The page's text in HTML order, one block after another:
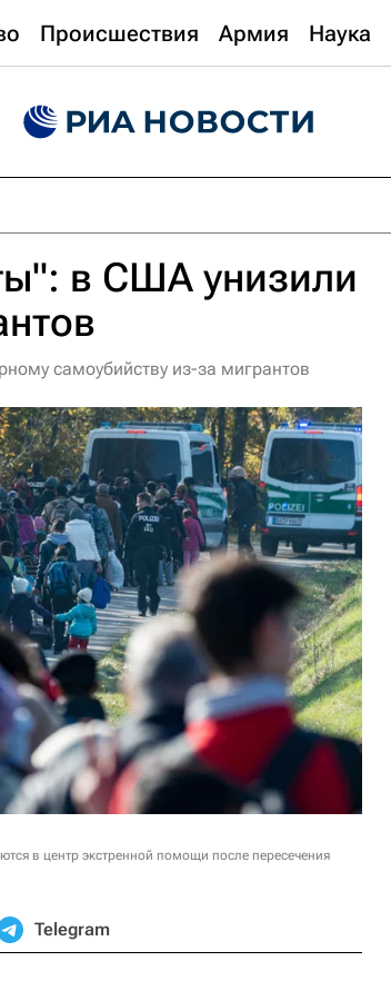
Происшествия Армия Наука
в США унизили
самоубийству из-за мигрантов
в центр экстренной помощи после пересечения
Telegram